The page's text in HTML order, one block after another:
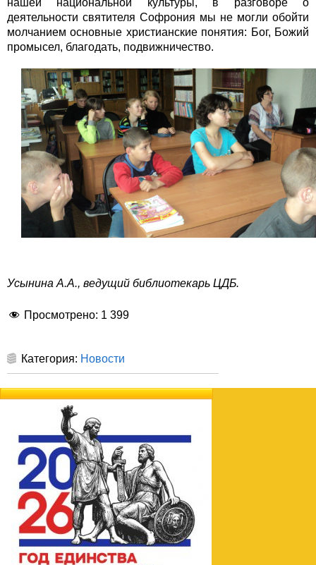
деятельности святителя Софрония мы не могли обойти
молчанием основные христианские понятия: Бог, Божий
промысел, благодать, подвижничество.
Усынина А.А., ведущий библиотекарь ЦДБ.
Просмотрено: 1 399
Категория: Новости